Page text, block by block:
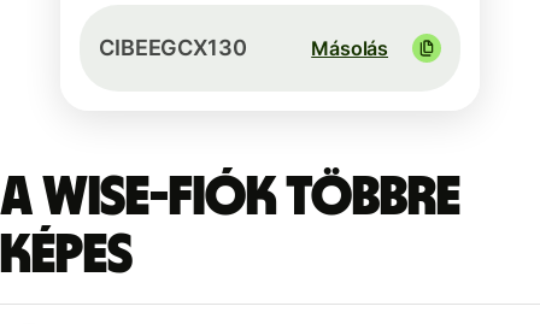
CIBEEGCX130 Másolás
A Wise-fiók többre
képes